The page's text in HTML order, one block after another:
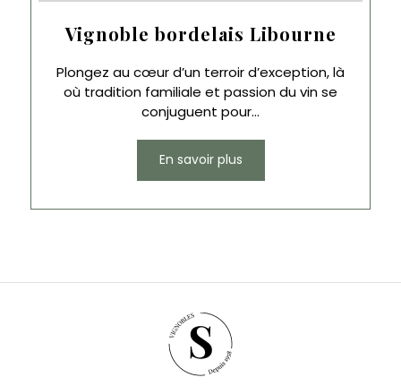
Vignoble bordelais Libourne
Plongez au cœur d’un terroir d’exception, là
où tradition familiale et passion du vin se
conjuguent pour...
En savoir plus